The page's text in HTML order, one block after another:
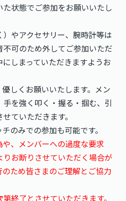
状態でご参加をお願いいたし
やアクセサリー、腕時計等は
可のため外してご参加いただ
しまっていただきますようお
しくお願いいたします。メン
を強く叩く・握る・掴む、引
ていただきます。
のみでの参加も可能です。
、メンバーへの過度な要求
お断りさせていただく場合が
ため皆さまのご理解とご協力
終了とさせていただきます。